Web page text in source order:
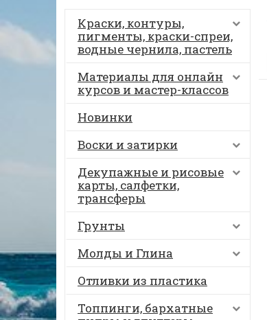
Краски, контуры,
пигменты, краски-спреи,
водные чернила, пастель
Материалы для онлайн
курсов и мастер-классов
Новинки
Воски и затирки
Декупажные и рисовые
карты, салфетки,
трансферы
Грунты
Молды и Глина
Отливки из пластика
Топпинги, бархатные